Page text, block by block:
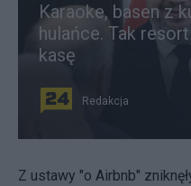
Karaoke, basen z
hulańce. Tak
kasę
Redakcja
Z ustawy "o Airbnb"